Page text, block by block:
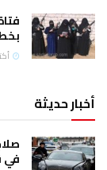
أخبار حديثة
في